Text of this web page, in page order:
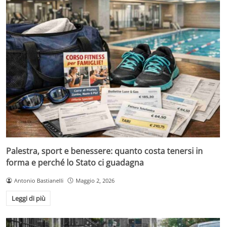
Palestra, sport e benessere: quanto costa tenersi in
forma e perché lo Stato ci guadagna
Antonio Bastianelli Maggio 2, 2026
Leggi di più